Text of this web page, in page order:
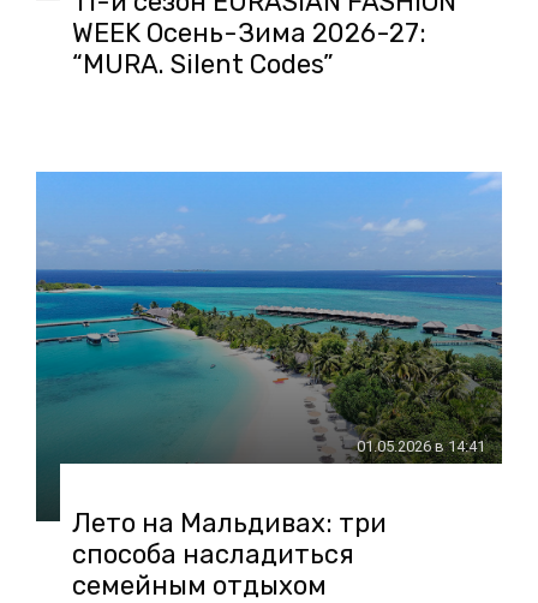
WEEK Осень-Зима 2026-27:
“MURA. Silent Codes”
01.05.2026 в 14:41
Лето на Мальдивах: три
способа насладиться
семейным отдыхом